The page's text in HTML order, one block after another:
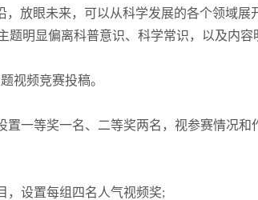
放眼未来，可以从科学发展的各个领域展
题明显偏离科普意识、科学常识，以及内
频竞赛投稿。
一等奖一名、二等奖两名，视参赛情况和
设置每组四名人气视频奖;